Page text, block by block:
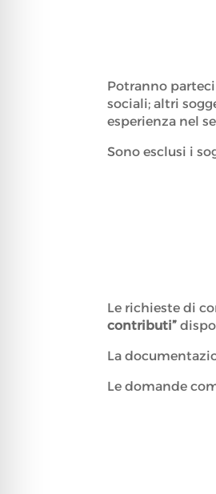
Potranno
sociali; altri
esperienza nel
Sono esclusi i
Le richieste di
contributi”
La
Le domande